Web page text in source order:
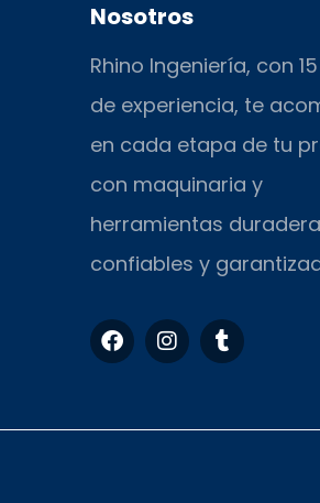
Nosotros
Rhino Ingeniería, con
de experiencia, te
en cada etapa de tu
con maquinaria y
herramientas
confiables y
F
a
c
o
I
n
s
g
T
u
m
r